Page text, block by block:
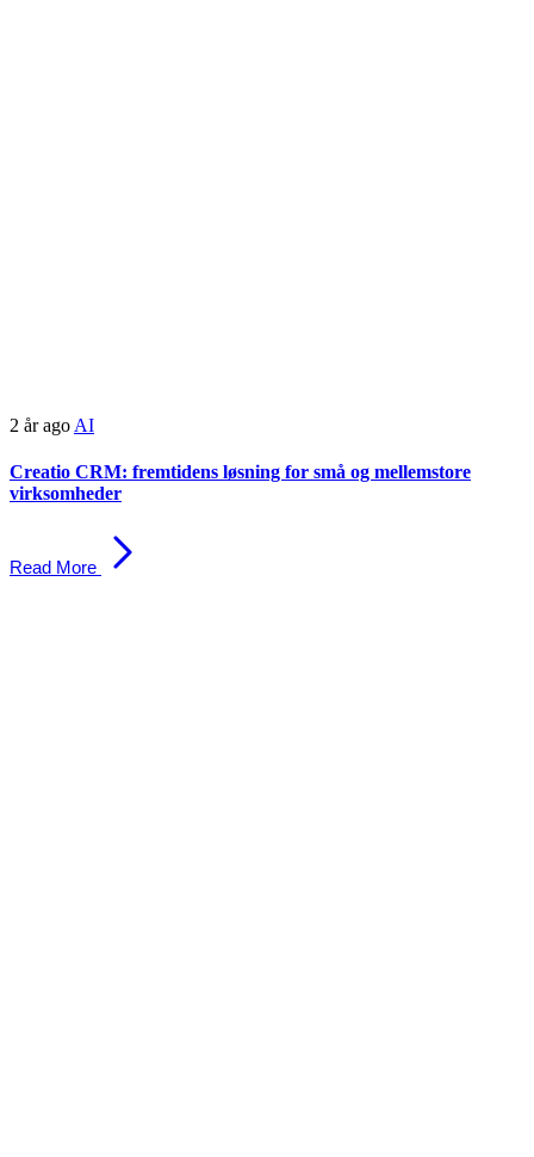
2 år ago AI
Creatio CRM: fremtidens løsning for små og mellemstore
virksomheder
Read More